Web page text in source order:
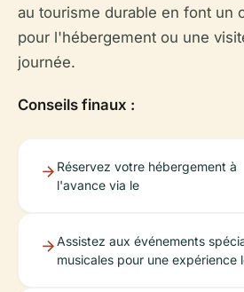
au tourisme durable en font un
pour l'hébergement ou une
journée.
Conseils finaux :
Réservez votre hébergement à
l'avance via le
Assistez aux événements
musicales pour une expérience